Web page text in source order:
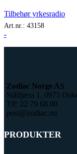
Tilbehør yrkesradio
Art.nr.: 43158
-
Zodiac Norge AS
Stålfjæra 1, 0975 Oslo
Tlf: 22 79 68 00
post@zodiac.no
PRODUKTER